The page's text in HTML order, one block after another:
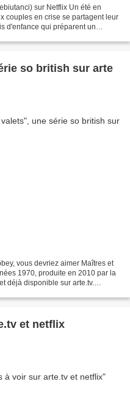
sur Netflix Un été en
couples en crise se partagent leur
d'enfance qui préparent un
so british sur arte
vous devriez aimer Maîtres et
1970, produite en 2010 par la
déjà disponible sur arte.tv.
et netflix